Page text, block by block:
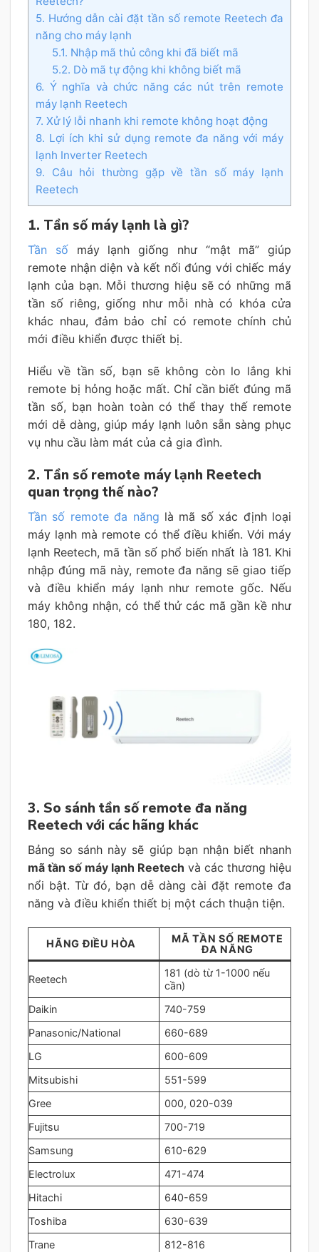
5. Hướng dẫn cài đặt tần số remote Reetech đa
năng cho máy lạnh
5.1. Nhập mã thủ công khi đã biết mã
5.2. Dò mã tự động khi không biết mã
6. Ý nghĩa và chức năng các nút trên remote
máy lạnh Reetech
7. Xử lý lỗi nhanh khi remote không hoạt động
8. Lợi ích khi sử dụng remote đa năng với máy
lạnh Inverter Reetech
9. Câu hỏi thường gặp về tần số máy lạnh
Reetech
1. Tần số máy lạnh là gì?
Tần sốmáy lạnh giống như “mật mã” giúp
remote nhận diện và kết nối đúng với chiếc máy
lạnh của bạn. Mỗi thương hiệu sẽ có những mã
tần số riêng, giống như mỗi nhà có khóa cửa
khác nhau, đảm bảo chỉ có remote chính chủ
mới điều khiển được thiết bị.
Hiểu về tần số, bạn sẽ không còn lo lắng khi
remote bị hỏng hoặc mất. Chỉ cần biết đúng mã
tần số, bạn hoàn toàn có thể thay thế remote
mới dễ dàng, giúp máy lạnh luôn sẵn sàng phục
vụ nhu cầu làm mát của cả gia đình.
2. Tần số remote máy lạnh Reetech
quan trọng thế nào?
Tần số remote đa năng là mã số xác định loại
máy lạnh mà remote có thể điều khiển. Với máy
lạnh Reetech, mã tần số phổ biến nhất là 181. Khi
nhập đúng mã này, remote đa năng sẽ giao tiếp
và điều khiển máy lạnh như remote gốc. Nếu
máy không nhận, có thể thử các mã gần kề như
180, 182.
3. So sánh tần số remote đa năng
Reetech với các hãng khác
Bảng so sánh này sẽ giúp bạn nhận biết nhanh
mã tần số máy lạnh Reetech và các thương hiệu
nổi bật. Từ đó, bạn dễ dàng cài đặt remote đa
năng và điều khiển thiết bị một cách thuận tiện.
HÃNG ĐIỀU HÒA
MÃ TẦN SỐ REMOTE
ĐA NĂNG
Reetech
181 (dò từ 1-1000 nếu
cần)
Daikin
740-759
Panasonic/National
660-689
LG
600-609
Mitsubishi
551-599
Gree
000, 020-039
Fujitsu
700-719
Samsung
610-629
Electrolux
471-474
Hitachi
640-659
Toshiba
630-639
Trane
812-816